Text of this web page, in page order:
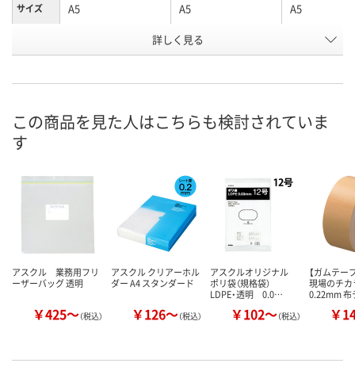
サイズ A5 A5 A5
1190296 3449562
8月8日（土）
カゴへ カ
詳しく見る
この商品を見た人はこちらも検討されていま
す
アスクル 業務用フリ
ーザーバッグ 透明
￥425～（税込）
アスクル クリアーホル
ダー A4 スタンダード
￥126～（税込）
アスクルオリジナル
ポリ袋（規格袋）
LDPE・透明 0.0…
￥102～（税込）
【ガムテー
現場のチカ
0.22mm
￥